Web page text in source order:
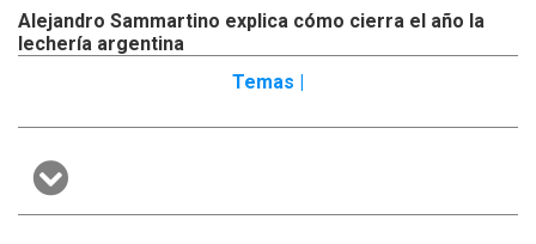
Alejandro Sammartino explica cómo cierra el año la
lechería argentina
Temas |